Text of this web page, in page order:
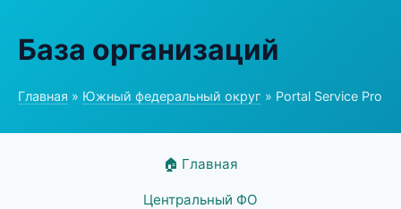
База организаций
Главная » Южный федеральный округ » Portal Service Pro
🏠 Главная
Центральный ФО